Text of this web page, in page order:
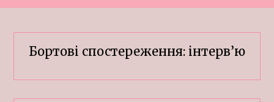
Бортові спостереження: інтерв’ю